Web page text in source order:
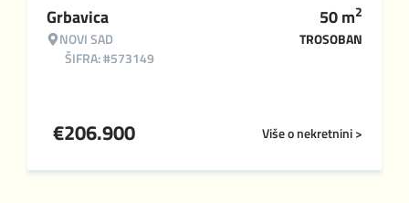
Grbavica
NOVI SAD
ŠIFRA: #573149
50m2
TROSOBAN
Više o nekretnini >
€206.900